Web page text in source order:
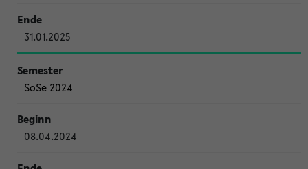
31.01.2025
SoSe 2024
08.04.2024